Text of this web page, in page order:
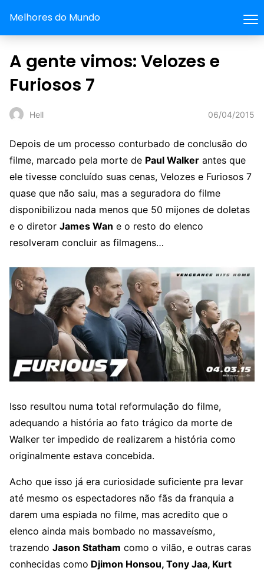
Melhores do Mundo
A gente vimos: Velozes e
Furiosos 7
Hell 06/04/2015
Depois de um processo conturbado de conclusão do
filme, marcado pela morte de Paul Walker antes que
ele tivesse concluído suas cenas, Velozes e Furiosos 7
quase que não saiu, mas a seguradora do filme
disponibilizou nada menos que 50 mijones de doletas
e o diretor James Wan e o resto do elenco
resolveram concluir as filmagens…
Isso resultou numa total reformulação do filme,
adequando a história ao fato trágico da morte de
Walker ter impedido de realizarem a história como
originalmente estava concebida.
Acho que isso já era curiosidade suficiente pra levar
até mesmo os espectadores não fãs da franquia a
darem uma espiada no filme, mas acredito que o
elenco ainda mais bombado no massaveísmo,
trazendo Jason Statham como o vilão, e outras caras
conhecidas como Djimon Honsou, Tony Jaa, Kurt